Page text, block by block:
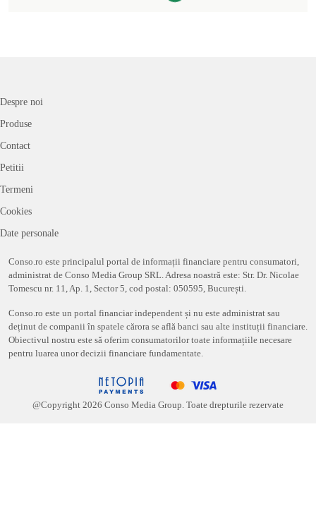
Despre noi
Produse
Contact
Petitii
Termeni
Cookies
Date personale
Conso.ro este principalul portal de informații financiare pentru consumatori,
administrat de Conso Media Group SRL. Adresa noastră este: Str. Dr. Nicolae
Tomescu nr. 11, Ap. 1, Sector 5, cod postal: 050595, București.
Conso.ro este un portal financiar independent și nu este administrat sau
deținut de companii în spatele cărora se află banci sau alte instituții financiare.
Obiectivul nostru este să oferim consumatorilor toate informațiile necesare
pentru luarea unor decizii financiare fundamentate.
@Copyright 2026 Conso Media Group. Toate drepturile rezervate